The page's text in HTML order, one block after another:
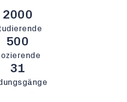
2000
500
31